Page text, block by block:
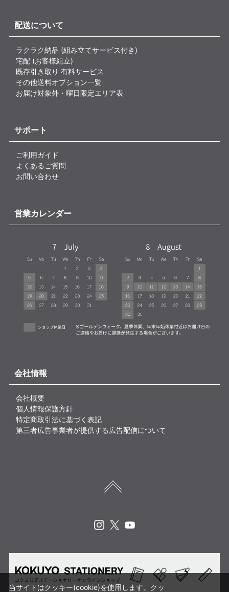
配送について
ラクラク納品 (組み立てサービス付き)
宅配 (お客様組立)
既存引き取り 有料サービス
その他送料オプション一覧
お届け対象外・曜日限定エリア表
サポート
ご利用ガイド
よくあるご質問
お問い合わせ
営業カレンダー
会社情報
会社概要
個人情報保護方針
特定商取引法に基づく表記
第三者広告事業者が提供する広告配信について
当サイトはクッキー(cookie)を使用します。クッ